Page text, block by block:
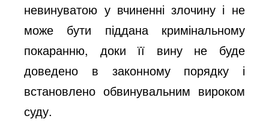
невинуватою у вчиненні злочину і не
може бути піддана кримінальному
покаранню, доки її вину не буде
доведено в законному порядку і
встановлено обвинувальним вироком
суду.